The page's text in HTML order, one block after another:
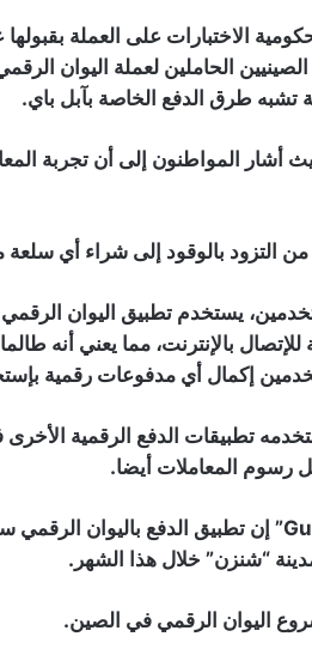
الحاملين لعملة اليوان
أشار المواطنون إلى أن تجربة
من التزود بالوقود إلى شراء أي
يستخدم تطبيق اليوان
للإتصال بالإنترنت، مما يعني أنه
إكمال أي مدفوعات رقمية
رسوم المعاملات أيضا.
“شنزن” خلال هذا الشهر.
اليوان الرقمي في الصين.